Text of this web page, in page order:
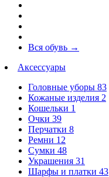
Вся обувь →
Аксессуары
Головные уборы 83
Кожаные изделия 2
Кошельки 1
Очки 39
Перчатки 8
Ремни 12
Сумки 48
Украшения 31
Шарфы и платки 43